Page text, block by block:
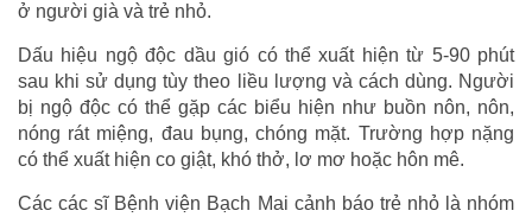
ở người già và trẻ nhỏ.
Dấu hiệu ngộ độc dầu gió có thể xuất hiện từ 5-90 phút
sau khi sử dụng tùy theo liều lượng và cách dùng. Người
bị ngộ độc có thể gặp các biểu hiện như buồn nôn, nôn,
nóng rát miệng, đau bụng, chóng mặt. Trường hợp nặng
có thể xuất hiện co giật, khó thở, lơ mơ hoặc hôn mê.
Các các sĩ Bệnh viện Bạch Mai cảnh báo trẻ nhỏ là nhóm